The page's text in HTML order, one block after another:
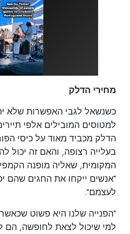
מחירי הדלק
כשנשאל לגבי האפשרות שלא
למטוסים המובילים אלפי
הדלק מכביד מאוד על כיסי
בעלייה רצופה, והאם זה יכול
המקומית, שאליה מופנה
"אנשים ייקחו את החגים שהם
לעצמם".
"הפנייה שלנו היא פשוט שכאשר
למי שיכול לצאת לחופשה, הם